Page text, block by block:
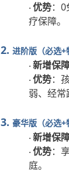
· 优势： 0
疗保障。
2. 进阶版（必选+
· 新增保
· 优势：
弱、经常
3. 豪华版（必选+
· 新增保
· 优势：
庭。